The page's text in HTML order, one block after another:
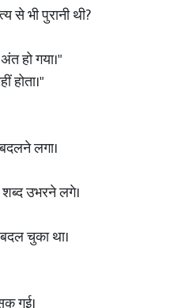
से भी पुरानी थी?
हो गया।"
होता।"
लगा।
उभरने लगे।
चुका था।